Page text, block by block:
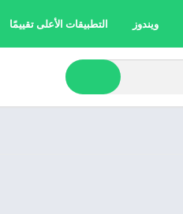
ويندوز التطبيقات الأعلى تقييمًا